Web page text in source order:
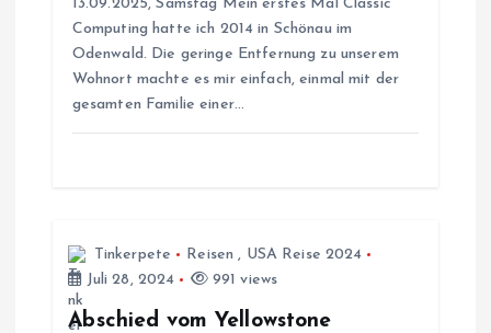
13.09.2025, Samstag Mein erstes Mal Classic
Computing hatte ich 2014 in Schönau im
Odenwald. Die geringe Entfernung zu unserem
Wohnort machte es mir einfach, einmal mit der
gesamten Familie einer…
Tinkerpete Reisen , USA Reise 2024
Juli 28, 2024
991 views
Abschied vom Yellowstone